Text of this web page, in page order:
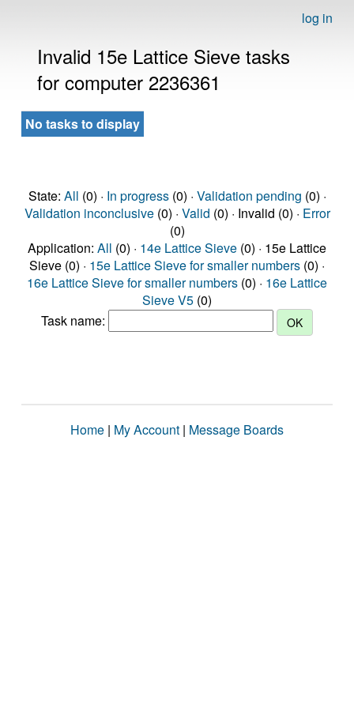
log in
Invalid 15e Lattice Sieve tasks
for computer 2236361
No tasks to display
State: All (0) · In progress(0) · Validation pending (0) ·
Validation inconclusive(0) · Valid (0) · Invalid (0) · Error
(0)
Application: All (0) · 14e Lattice Sieve (0) · 15e Lattice
Sieve (0) · 15e Lattice Sieve for smaller numbers (0) ·
16e Lattice Sieve for smaller numbers (0) · 16e Lattice
Sieve V5 (0)
Task name:
Home | My Account | Message Boards